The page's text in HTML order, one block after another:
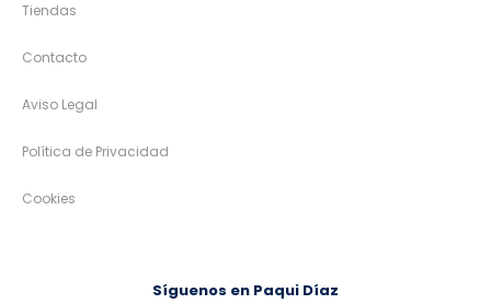
Tiendas
Contacto
Aviso Legal
Política de Privacidad
Cookies
Síguenos en Paqui Díaz